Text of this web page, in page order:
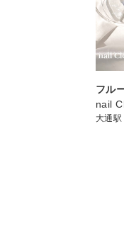
フル
nail
大通駅